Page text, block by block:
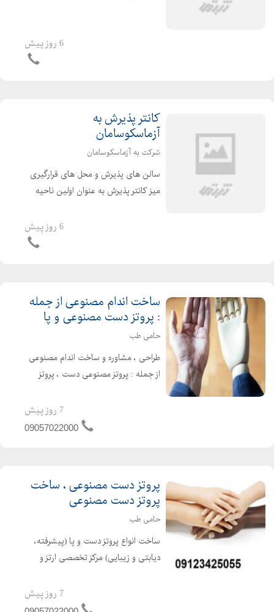
موثرترین روش های تصفیه هوا است.
6 روز پیش
کانتر پذیرش به
آزماسکوسامان
شرکت به آزماسکوسامان
سالن های پذیرش و محل های قرارگیری
میز کانتر پذیرش به عنوان اولین ناحیه
دفتر کار شما شناخته میشود . و میتواند
تاثیر بسزایی در تصویر ذهنی اولیه ارباب
6 روز پیش
ساخت اندام مصنوعی از جمله
: پروتز دست مصنوعی و پا
حامی طب
طراحی ، مشاوره و ساخت اندام مصنوعی
از جمله : پروتز مصنوعی دست ، پروتز
کلینیک ارتوپدی حامی طب (ارتوز و
پروتز) تماس با حامی طب حامی تب :
7 روز پیش
09057022000
پروتز دست مصنوعی ، ساخت
پروتز دست مصنوعی
حامی طب
ساخت انواع پروتز دست و پا (پیشرفته،
دیابتی و زیبایی) مرکز تخصصی ارتز و
شده است . این مرکز با بهره گیری از
کادری مجرب و متخصص و با استفاده از
7 روز پیش